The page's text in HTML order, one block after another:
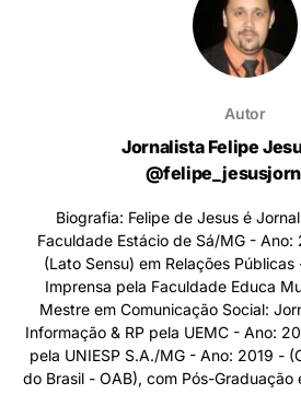
Autor
Jornalista Felipe
Biografia: Felipe de Jesus é
Faculdade Estácio de Sá/MG -
(Lato Sensu) em Relações Públicas
Imprensa pela Faculdade Educa
Mestre em Comunicação Social:
Informação & RP pela UEMC - Ano:
pela UNIESP S.A./MG - Ano: 2019 -
do Brasil - OAB), com Pós-Graduação